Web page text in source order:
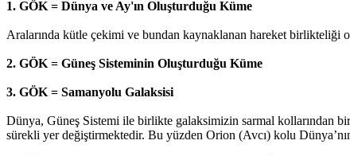
1. GÖK = Dünya ve Ay'ın Oluşturduğu Küme
Aralarında kütle çekimi ve bundan kaynaklanan hareket
2. GÖK = Güneş Sisteminin Oluşturduğu Küme
3. GÖK = Samanyolu Galaksisi
Dünya, Güneş Sistemi ile birlikte galaksimizin sarmal kollarından
sürekli yer değiştirmektedir. Bu yüzden Orion (Avcı) kolu